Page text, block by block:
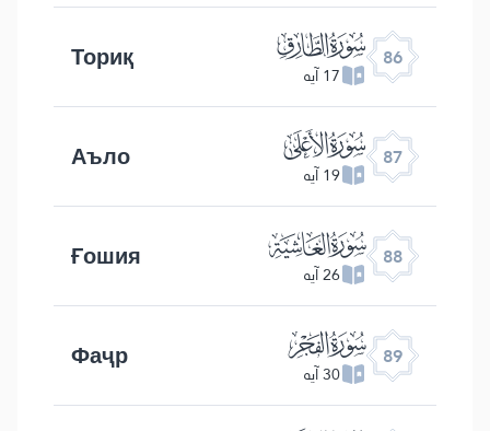
86 ﰃ
17 آیه Ториқ
87 ﰄ
19 آیه Аъло
88 ﰅ
26 آیه Ғошия
89 ﰆ
30 آیه Фаҷр